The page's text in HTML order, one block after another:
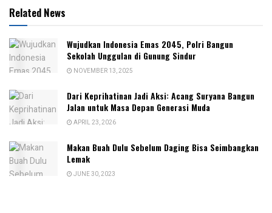
Related News
Wujudkan Indonesia Emas 2045, Polri Bangun
Sekolah Unggulan di Gunung Sindur
NOVEMBER 13, 2025
Dari Keprihatinan Jadi Aksi: Acang Suryana Bangun
Jalan untuk Masa Depan Generasi Muda
APRIL 23, 2026
Makan Buah Dulu Sebelum Daging Bisa Seimbangkan
Lemak
JUNE 30, 2023